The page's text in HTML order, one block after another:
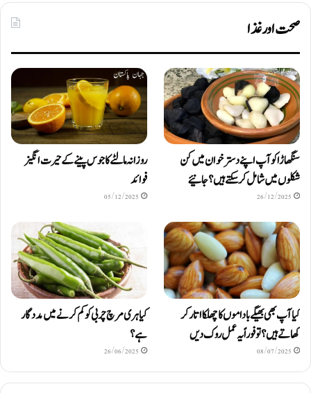
صحت اور غذا
سنگھاڑا کو آپ اپنے دستر خوان میں کن
شکلوں میں شامل کرسکتے ہیں ؟ جانیئے
26/12/2025
روزانہ مالٹے کا جوس پینے کے حیرت انگیز
فوائد
05/12/2025
کیا آپ بھی بھیگے باداموں کا چھلکا اتار کر
کھاتے ہیں؟ تو فوراً یہ عمل روک دیں
08/07/2025
کیا ہری مرچ چربی کو کم کرنے میں مددگار
ہے؟
26/06/2025